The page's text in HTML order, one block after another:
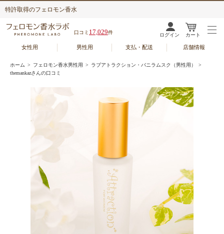
特許取得のフェロモン香水
口コミ 17,029件 ログイン カート
女性用 男性用 支払・配送 店舗情報
ホーム > フェロモン香水男性用 > ラブアトラクション・バニラムスク（男性用）
>
themankazさんの口コミ